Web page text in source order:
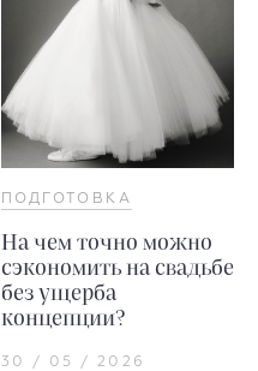
ПОДГОТОВКА
На чем точно можно
сэкономить на свадьбе
без ущерба
концепции?
30 / 05 / 2026